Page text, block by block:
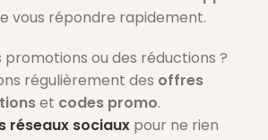
vous répondre rapidement.
promotions ou des réductions ?
régulièrement des offres
et codes promo.
réseaux sociaux pour ne rien